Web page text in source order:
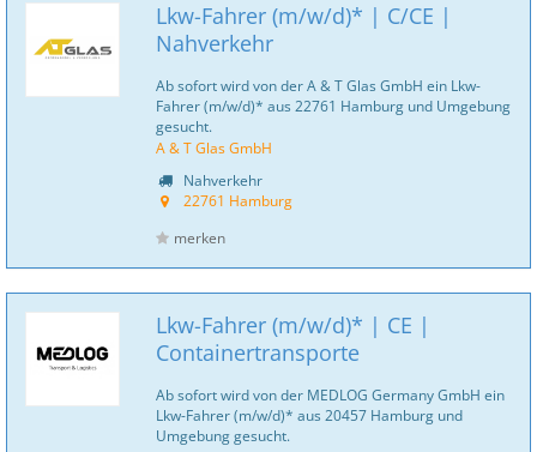
Lkw-Fahrer (m/w/d)* | C/CE |
Nahverkehr
Ab sofort wird von der A & T Glas GmbH ein Lkw-
Fahrer (m/w/d)* aus 22761 Hamburg und Umgebung
gesucht.
A & T Glas GmbH
Nahverkehr
22761 Hamburg
merken
Lkw-Fahrer (m/w/d)* | CE |
Containertransporte
Ab sofort wird von der MEDLOG Germany GmbH ein
Lkw-Fahrer (m/w/d)* aus 20457 Hamburg und
Umgebung gesucht.